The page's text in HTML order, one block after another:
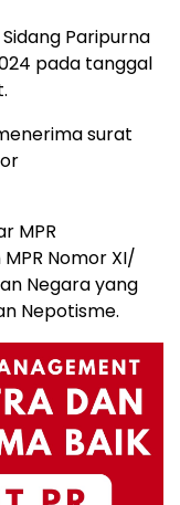
Paripurna
pada tanggal
surat
MPR
Nomor XI/
Negara yang
Nepotisme.